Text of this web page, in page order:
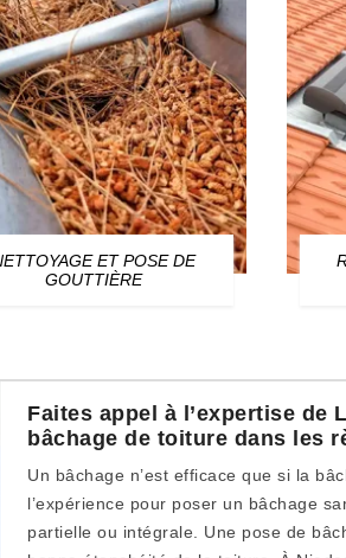
ET POSE DE
GOUTTIÈRE
Faites appel à l’expertise
bâchage de toiture dans les
Un bâchage n’est efficace que si la
l’expérience pour poser un bâchage
partielle ou intégrale. Une pose de